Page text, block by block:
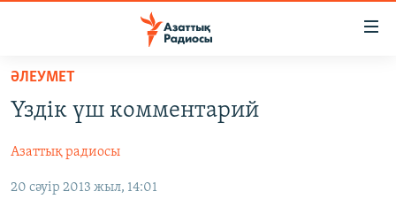
Skip
main
Skip
to
САЯСАТ
AZATTYQTV
ҚАҢТАР ОҚИҒАСЫ
ӘЛЕУМЕТ
Үздік үш комментарий
Азаттық радиосы
20 сәуір 2013 жыл, 14:01